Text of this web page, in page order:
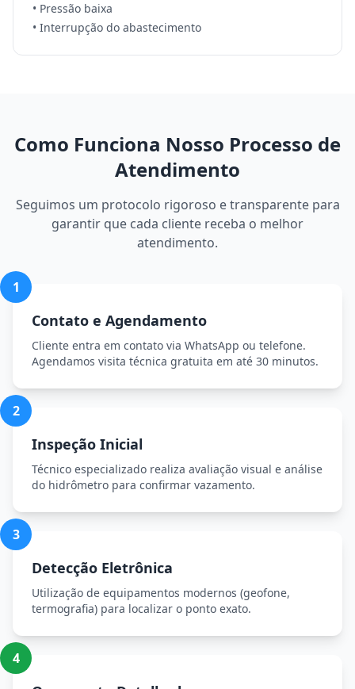
• Pressão baixa
• Interrupção do abastecimento
Como Funciona Nosso Processo de
Atendimento
Seguimos um protocolo rigoroso e transparente para
garantir que cada cliente receba o melhor
atendimento.
1
Contato e Agendamento
Cliente entra em contato via WhatsApp ou telefone.
Agendamos visita técnica gratuita em até 30 minutos.
2
Inspeção Inicial
Técnico especializado realiza avaliação visual e análise
do hidrômetro para confirmar vazamento.
3
Detecção Eletrônica
Utilização de equipamentos modernos (geofone,
termografia) para localizar o ponto exato.
4